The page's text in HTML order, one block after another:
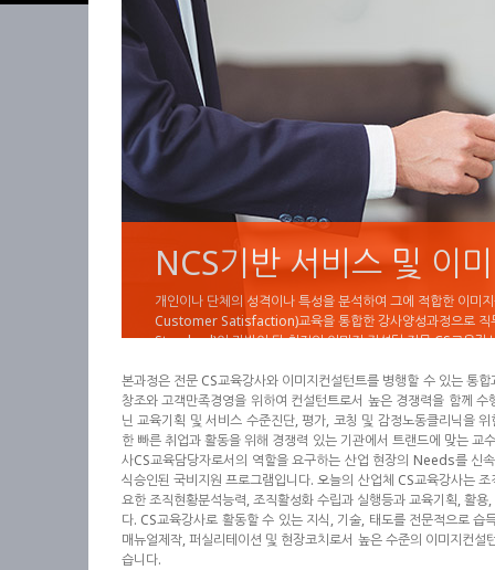
NCS기반 서비스 및 이
개인이나 단체의 성격이나 특성을 분석하여 그에 적합한 이미
Customer Satisfaction)교육을 통합한 강사양성과정으로
Standard)이 기반이 된 최적의 이미지 컨설팅 전문 CS교육강
본과정은 전문 CS교육강사와 이미지컨설턴트를 병행할 수 있는 통
창조와 고객만족경영을 위하여 컨설턴트로서 높은 경쟁력을 함께
닌 교육기획 및 서비스 수준진단, 평가, 코칭 및 감정노동클리닉을
한 빠른 취업과 활동을 위해 경쟁력 있는 기관에서 트랜드에 맞는
사CS교육담당자로서의 역할을 요구하는 산업 현장의 Needs를 신
식승인된 국비지원 프로그램입니다. 오늘의 산업체 CS교육강사는
요한 조직현황분석능력, 조직활성화 수립과 실행등과 교육기획, 활
다. CS교육강사로 활동할 수 있는 지식, 기술, 태도를 전문적으로
매뉴얼제작, 퍼실리테이션 및 현장코치로서 높은 수준의 이미지컨
습니다.